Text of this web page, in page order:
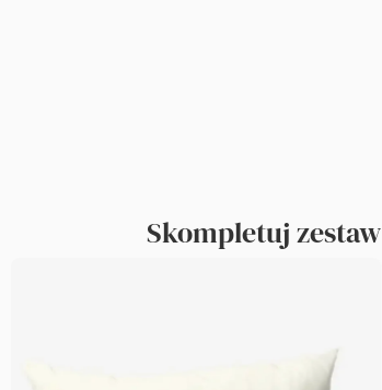
Skompletuj zestaw